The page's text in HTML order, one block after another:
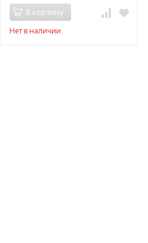
В корзину
Нет в наличии